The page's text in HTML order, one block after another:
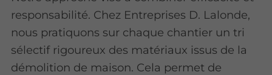
responsabilité. Chez Entreprises D. Lalonde,
nous pratiquons sur chaque chantier un tri
sélectif rigoureux des matériaux issus de la
démolition de maison. Cela permet de